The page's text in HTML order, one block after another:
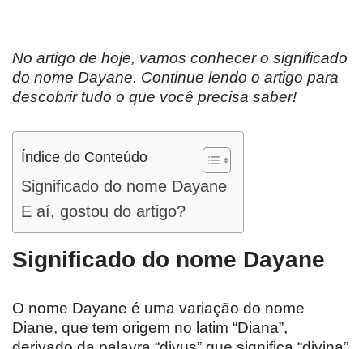
No artigo de hoje, vamos conhecer o significado
do nome Dayane. Continue lendo o artigo para
descobrir tudo o que você precisa saber!
Índice do Conteúdo
Significado do nome Dayane
E aí, gostou do artigo?
Significado do nome Dayane
O nome Dayane é uma variação do nome
Diane, que tem origem no latim “Diana”,